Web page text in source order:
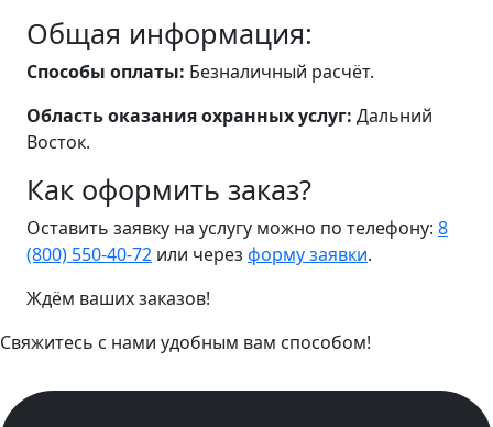
Общая информация:
Способы оплаты: Безналичный расчёт.
Область оказания охранных услуг: Дальний
Восток.
Как оформить заказ?
Оставить заявку на услугу можно по телефону: 8
(800) 550-40-72 или через форму заявки.
Ждём ваших заказов!
Свяжитесь с нами удобным вам способом!